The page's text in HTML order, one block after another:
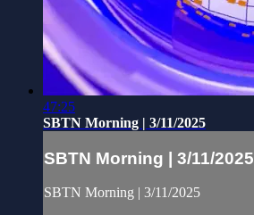
47:25
SBTN Morning | 3/11/2025
SBTN Morning | 3/11/2025
SBTN Morning | 3/11/2025